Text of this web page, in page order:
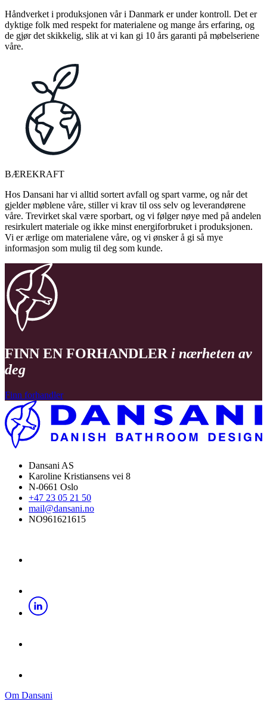
Håndverket i produksjonen vår i Danmark er under kontroll. Det er
dyktige folk med respekt for materialene og mange års erfaring, og
de gjør det skikkelig, slik at vi kan gi 10 års garanti på møbelseriene
våre.
BÆREKRAFT
Hos Dansani har vi alltid sortert avfall og spart varme, og når det
gjelder møblene våre, stiller vi krav til oss selv og leverandørene
våre. Trevirket skal være sporbart, og vi følger nøye med på andelen
resirkulert materiale og ikke minst energiforbruket i produksjonen.
Vi er ærlige om materialene våre, og vi ønsker å gi så mye
informasjon som mulig til deg som kunde.
FINN EN FORHANDLER i nærheten av
deg
Finn forhandler
Dansani AS
Karoline Kristiansens vei 8
N-0661 Oslo
+47 23 05 21 50
mail@dansani.no
NO961621615
Om Dansani